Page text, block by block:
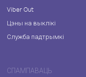
Viber Out
Цэны на выклікі
Служба падтрымкі
СПАМПАВАЦЬ